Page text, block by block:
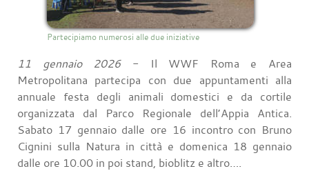
Partecipiamo numerosi alle due iniziative
11 gennaio 2026- Il WWF Roma e Area
Metropolitana partecipa con due appuntamenti alla
annuale festa degli animali domestici e da cortile
organizzata dal Parco Regionale dell’Appia Antica.
Sabato 17 gennaio dalle ore 16 incontro con Bruno
Cignini sulla Natura in città e domenica 18 gennaio
dalle ore 10.00 in poi stand, bioblitz e altro….